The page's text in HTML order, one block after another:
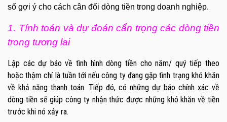
số gợi ý cho cách cân đối dòng tiền trong doanh nghiệp.
1. Tính toán và dự đoán cẩn trọng các dòng tiền
trong tương lai
Lập các dự báo về tình hình dòng tiền cho năm/ quý tiếp theo
hoặc thậm chí là tuần tới nếu công ty đang gặp tình trạng khó khăn
về khả năng thanh toán. Tiếp đó, có những dự báo chính xác về
dòng tiền sẽ giúp công ty nhận thức được những khó khăn về tiền
trước khi nó xảy ra.